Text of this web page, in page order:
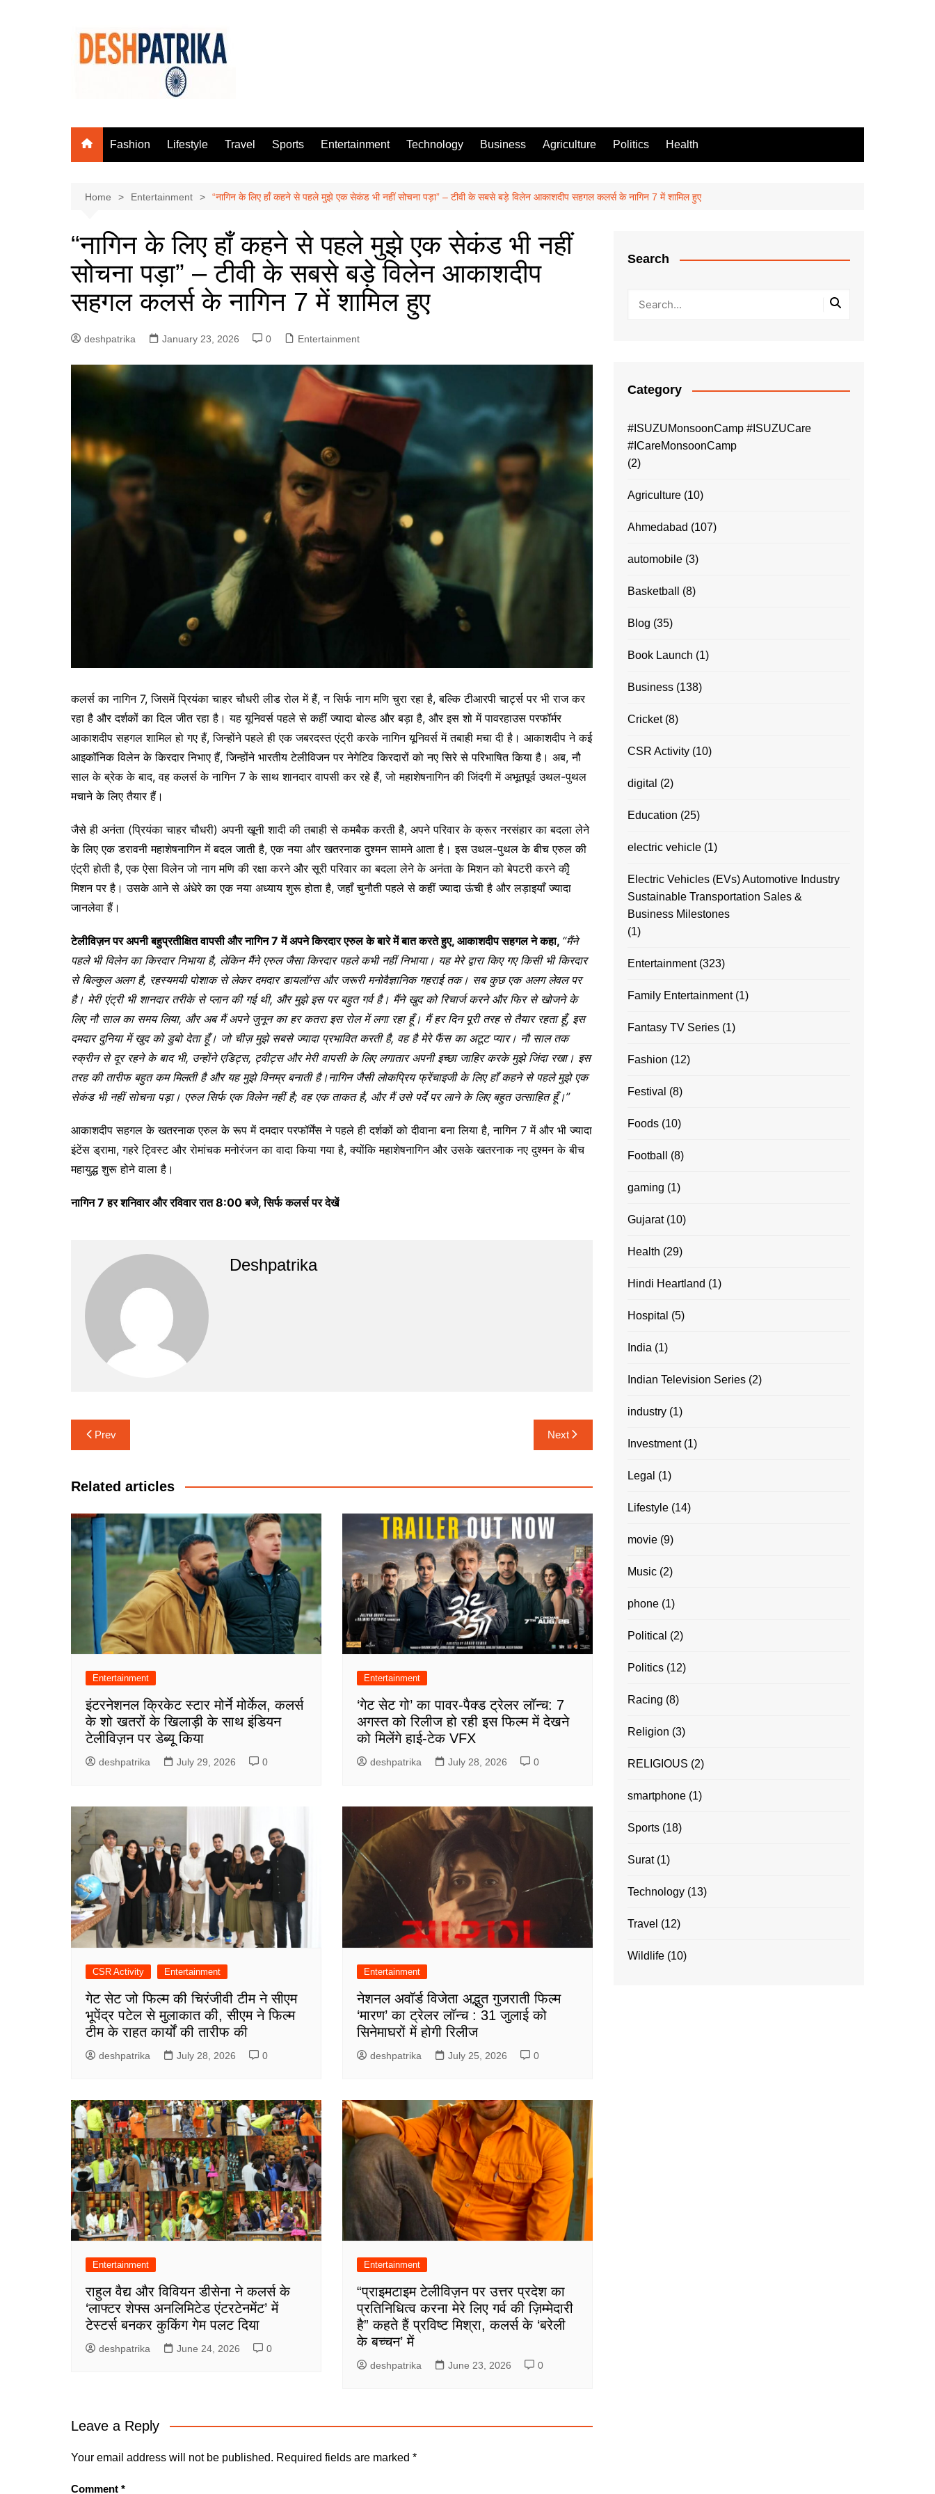
Fashion Lifestyle Travel Sports Entertainment Technology Business Agriculture Politics Health
Home Entertainment “नागिन के लिए हाँ कहने से पहले मुझे एक सेकंड भी नहीं सोचना पड़ा” – टीवी के सबसे बड़े विलेन आकाशदीप सहगल कलर्स के नागिन 7 में शामिल हुए
“नागिन के लिए हाँ कहने से पहले मुझे एक सेकंड भी नहीं
सोचना पड़ा” – टीवी के सबसे बड़े विलेन आकाशदीप
सहगल कलर्स के नागिन 7 में शामिल हुए
deshpatrika January 23, 2026 0 Entertainment
कलर्स का नागिन 7, जिसमें प्रियंका चाहर चौधरी लीड रोल में हैं, न सिर्फ नाग मणि चुरा रहा है, बल्कि टीआरपी चार्ट्स पर भी राज कर
रहा है और दर्शकों का दिल जीत रहा है। यह यूनिवर्स पहले से कहीं ज्यादा बोल्ड और बड़ा है, और इस शो में पावरहाउस परफॉर्मर
आकाशदीप सहगल शामिल हो गए हैं, जिन्होंने पहले ही एक जबरदस्त एंट्री करके नागिन यूनिवर्स में तबाही मचा दी है। आकाशदीप ने कई
आइकॉनिक विलेन के किरदार निभाए हैं, जिन्होंने भारतीय टेलीविजन पर नेगेटिव किरदारों को नए सिरे से परिभाषित किया है। अब, नौ
साल के ब्रेक के बाद, वह कलर्स के नागिन 7 के साथ शानदार वापसी कर रहे हैं, जो महाशेषनागिन की जिंदगी में अभूतपूर्व उथल-पुथल
मचाने के लिए तैयार हैं।
जैसे ही अनंता (प्रियंका चाहर चौधरी) अपनी खूनी शादी की तबाही से कमबैक करती है, अपने परिवार के क्रूर नरसंहार का बदला लेने
के लिए एक डरावनी महाशेषनागिन में बदल जाती है, एक नया और खतरनाक दुश्मन सामने आता है। इस उथल-पुथल के बीच एरुल की
एंट्री होती है, एक ऐसा विलेन जो नाग मणि की रक्षा करने और सूरी परिवार का बदला लेने के अनंता के मिशन को बेपटरी करने कीृे
मिशन पर है। उसके आने से अंधेरे का एक नया अध्याय शुरू होता है, जहाँ चुनौती पहले से कहीं ज्यादा ऊंची है और लड़ाइयाँ ज्यादा
जानलेवा हैं।
टेलीविज़न पर अपनी बहुप्रतीक्षित वापसी और नागिन7में अपने किरदार एरुल के बारे में बात करते हुए, आकाशदीप सहगल ने कहा, “मैंने
पहले भी विलेन का किरदार निभाया है, लेकिन मैंने एरुल जैसा किरदार पहले कभी नहीं निभाया। यह मेरे द्वारा किए गए किसी भी किरदार
से बिल्कुल अलग है, रहस्यमयी पोशाक से लेकर दमदार डायलॉग्स और जरूरी मनोवैज्ञानिक गहराई तक। सब कुछ एक अलग लेवल पर
है। मेरी एंट्री भी शानदार तरीके से प्लान की गई थी, और मुझे इस पर बहुत गर्व है। मैंने खुद को रिचार्ज करने और फिर से खोजने के
लिए नौ साल का समय लिया, और अब मैं अपने जुनून का हर कतरा इस रोल में लगा रहा हूँ। मैं हर दिन पूरी तरह से तैयार रहता हूँ, इस
दमदार दुनिया में खुद को डुबो देता हूँ। जो चीज़ मुझे सबसे ज्यादा प्रभावित करती है, वह है मेरे फैंस का अटूट प्यार। नौ साल तक
स्क्रीन से दूर रहने के बाद भी, उन्होंने एडिट्स, ट्वीट्स और मेरी वापसी के लिए लगातार अपनी इच्छा जाहिर करके मुझे जिंदा रखा। इस
तरह की तारीफ बहुत कम मिलती है और यह मुझे विनम्र बनाती है।नागिन जैसी लोकप्रिय फ्रेंचाइजी के लिए हाँ कहने से पहले मुझे एक
सेकंड भी नहीं सोचना पड़ा। एरुल सिर्फ एक विलेन नहीं है; वह एक ताकत है, और मैं उसे पर्दे पर लाने के लिए बहुत उत्साहित हूँ।”
आकाशदीप सहगल के खतरनाक एरुल के रूप में दमदार परफॉर्मेंस ने पहले ही दर्शकों को दीवाना बना लिया है, नागिन 7 में और भी ज्यादा
इंटेंस ड्रामा, गहरे ट्विस्ट और रोमांचक मनोरंजन का वादा किया गया है, क्योंकि महाशेषनागिन और उसके खतरनाक नए दुश्मन के बीच
महायुद्ध शुरू होने वाला है।
नागिन7हर शनिवार और रविवार रात8:00बजे,सिर्फ कलर्स पर देखें
Deshpatrika
Post
navigation
Prev Next
Related articles
Entertainment
इंटरनेशनल क्रिकेट स्टार मोर्ने मोर्केल, कलर्स
के शो खतरों के खिलाड़ी के साथ इंडियन
टेलीविज़न पर डेब्यू किया
deshpatrika July 29, 2026 0
Entertainment
‘गेट सेट गो’ का पावर-पैक्ड ट्रेलर लॉन्च: 7
अगस्त को रिलीज हो रही इस फिल्म में देखने
को मिलेंगे हाई-टेक VFX
deshpatrika July 28, 2026 0
CSR Activity Entertainment
गेट सेट जो फिल्म की चिरंजीवी टीम ने सीएम
भूपेंद्र पटेल से मुलाकात की, सीएम ने फिल्म
टीम के राहत कार्यों की तारीफ की
deshpatrika July 28, 2026 0
Entertainment
नेशनल अवॉर्ड विजेता अद्भुत गुजराती फिल्म
‘मारण’ का ट्रेलर लॉन्च : 31 जुलाई को
सिनेमाघरों में होगी रिलीज
deshpatrika July 25, 2026 0
Entertainment
राहुल वैद्य और विवियन डीसेना ने कलर्स के
‘लाफ्टर शेफ्स अनलिमिटेड एंटरटेनमेंट’ में
टेस्टर्स बनकर कुकिंग गेम पलट दिया
deshpatrika June 24, 2026 0
Entertainment
“प्राइमटाइम टेलीविज़न पर उत्तर प्रदेश का
प्रतिनिधित्व करना मेरे लिए गर्व की ज़िम्मेदारी
है” कहते हैं प्रविष्ट मिश्रा, कलर्स के ‘बरेली
के बच्चन’ में
deshpatrika June 23, 2026 0
Leave a Reply
Your email address will not be published. Required fields are marked *
Comment *
Search
Category
#ISUZUMonsoonCamp #ISUZUCare
#ICareMonsoonCamp
(2)
Agriculture (10)
Ahmedabad (107)
automobile (3)
Basketball (8)
Blog (35)
Book Launch (1)
Business (138)
Cricket(8)
CSR Activity (10)
digital (2)
Education (25)
electric vehicle (1)
Electric Vehicles (EVs) Automotive Industry
Sustainable Transportation Sales &
Business Milestones
(1)
Entertainment(323)
Family Entertainment(1)
Fantasy TV Series (1)
Fashion (12)
Festival (8)
Foods (10)
Football (8)
gaming (1)
Gujarat(10)
Health (29)
Hindi Heartland (1)
Hospital (5)
India (1)
Indian Television Series (2)
industry (1)
Investment(1)
Legal (1)
Lifestyle (14)
movie (9)
Music (2)
phone (1)
Political (2)
Politics (12)
Racing (8)
Religion (3)
RELIGIOUS (2)
smartphone (1)
Sports (18)
Surat(1)
Technology (13)
Travel (12)
Wildlife (10)